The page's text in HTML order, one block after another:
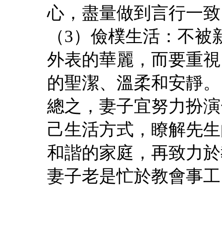
心，盡量做到言行一
（3）儉樸生活：不
外表的華麗，而要重
的聖潔、溫柔和安靜。
總之，妻子宜努力扮
己生活方式，瞭解先
和諧的家庭，再致力
妻子老是忙於教會事